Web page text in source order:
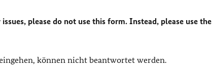
please do not use this form. Instead, please use the
können nicht beantwortet werden.